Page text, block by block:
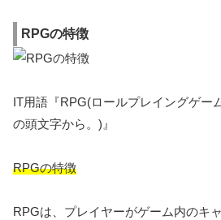
RPGの特徴
IT用語『RPG(ロールプレイングゲー
の頭文字から。)』
RPGの特徴
RPGは、プレイヤーがゲーム内のキ